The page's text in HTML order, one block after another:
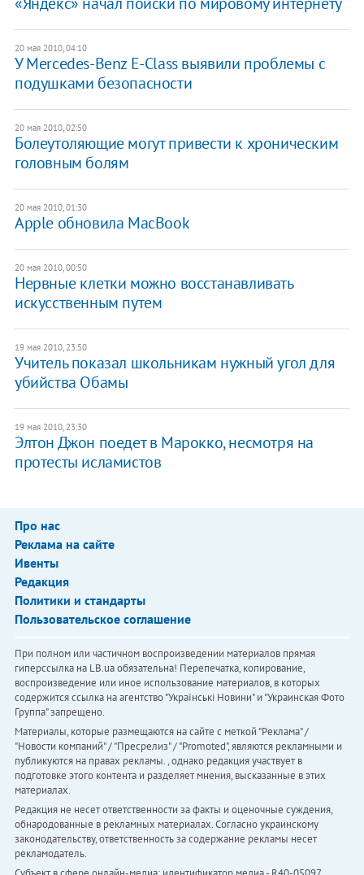
20 мая 2010, 04:10
У Mercedes-Benz E-Class выявили проблемы с
подушками безопасности
20 мая 2010, 02:50
Болеутоляющие могут привести к хроническим
головным болям
20 мая 2010, 01:30
Apple обновила MacBook
20 мая 2010, 00:50
Нервные клетки можно восстанавливать
искусственным путем
19 мая 2010, 23:50
Учитель показал школьникам нужный угол для
убийства Обамы
19 мая 2010, 23:30
Элтон Джон поедет в Марокко, несмотря на
протесты исламистов
Про нас
Реклама на сайте
Ивенты
Редакция
Политики и стандарты
Пользовательское соглашение
При полном или частичном воспроизведении материалов прямая
гиперссылка на LB.ua обязательна! Перепечатка, копирование,
воспроизведение или иное использование материалов, в которых
содержится ссылка на агентство "Українськi Новини" и "Украинская Фото
Группа" запрещено.
Материалы, которые размещаются на сайте с меткой "Реклама" /
"Новости компаний" / "Пресрелиз" / "Promoted", являются рекламными и
публикуются на правах рекламы. , однако редакция участвует в
подготовке этого контента и разделяет мнения, высказанные в этих
материалах.
Редакция не несет ответственности за факты и оценочные суждения,
обнародованные в рекламных материалах. Согласно украинскому
законодательству, ответственность за содержание рекламы несет
рекламодатель.